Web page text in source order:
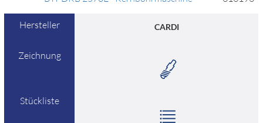
Hersteller CARDI
Zeichnung
Stückliste